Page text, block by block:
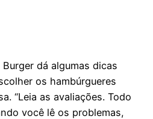
dá algumas dicas
os hambúrgueres
“Leia as avaliações. Todo
você lê os problemas,